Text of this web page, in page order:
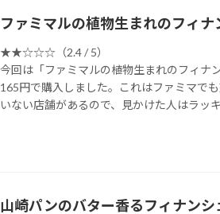
ファミマルの植物生まれのフィナ
★★☆☆☆（2.4 / 5）
今回は「ファミマルの植物生まれのフィナ
165円で購入しました。これはファミマで
いない店舗があるので、見かけた人はラッ
山崎パンのバター香るフィナンシ